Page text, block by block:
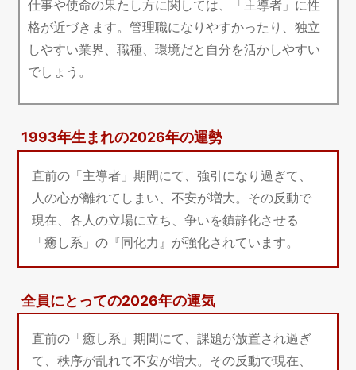
仕事や使命の果たし方に関しては、「主導者」に性
格が近づきます。管理職になりやすかったり、独立
しやすい業界、職種、環境だと自分を活かしやすい
でしょう。
1993年生まれの2026年の運勢
直前の「主導者」期間にて、強引になり過ぎて、
人の心が離れてしまい、不安が増大。その反動で
現在、各人の立場に立ち、争いを鎮静化させる
「癒し系」の『同化力』が強化されています。
全員にとっての2026年の運気
直前の「癒し系」期間にて、課題が放置され過ぎ
て、秩序が乱れて不安が増大。その反動で現在、